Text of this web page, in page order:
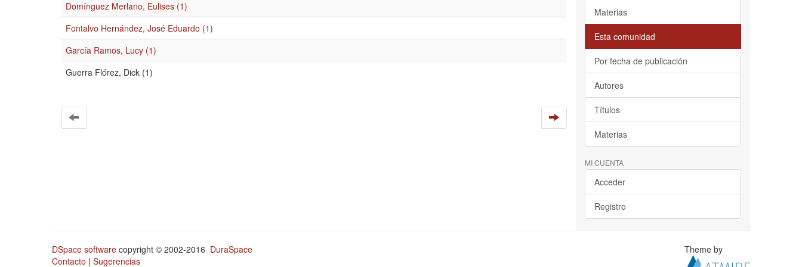
Domínguez Merlano, Eulises (1)
Fontalvo Hernández, José Eduardo (1)
García Ramos, Lucy (1)
Guerra Flórez, Dick (1)
Materias
Esta comunidad
Por fecha de publicación
Autores
Títulos
Materias
MI CUENTA
Acceder
Registro
DSpace software copyright © 2002-2016 DuraSpace
Contacto | Sugerencias
Theme by